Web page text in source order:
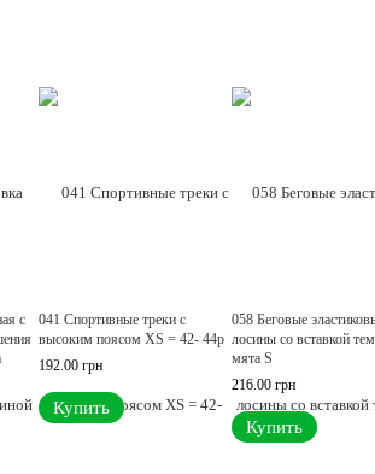
с
041 Спортивные треки с
высоким поясом XS = 42- 44p
192.00 грн
Купить
058 Беговые
лосины со вставкой
мята S
216.00 грн
Купить